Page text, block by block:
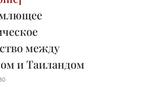
между
и Таиландом